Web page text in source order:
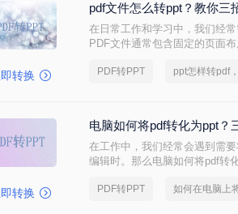
转换
pdf文件怎么转ppt？教你三
在日常工作和学习中，我们经
PDF文件通常包含固定的页面
换。
PDF转PPT ppt怎样转pdf
转换
电脑如何将pdf转化为ppt？
在工作中，我们经常会遇到需
编辑时。那么电脑如何将pdf转
PDF转PPT 如何在电脑上